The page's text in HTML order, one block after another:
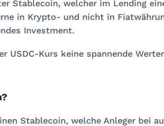
Stablecoin, welcher im Lending
in Krypto- und nicht in
Investment.
USDC-Kurs keine spannende
Stablecoin, welche Anleger bei